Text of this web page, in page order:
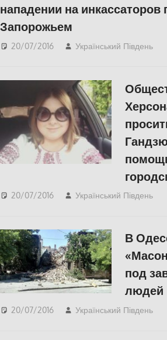
нападении на инкассаторов
Запорожьем
20/07/2016 Український Південь
20/07/2016 Український Південь
В
под
людей
20/07/2016 Український Південь